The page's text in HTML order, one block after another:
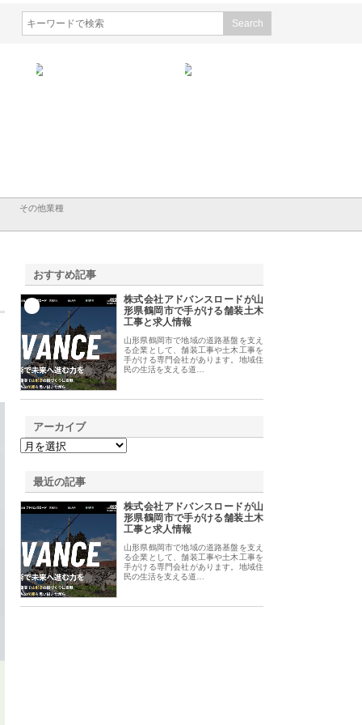
その他業種
おすすめ記事
株式会社アドバンスロードが山
形県鶴岡市で手がける舗装土木
工事と求人情報
山形県鶴岡市で地域の道路基盤を支え
る企業として、舗装工事や土木工事を
手がける専門会社があります。地域住
民の生活を支える道…
アーカイブ
最近の記事
株式会社アドバンスロードが山
形県鶴岡市で手がける舗装土木
工事と求人情報
山形県鶴岡市で地域の道路基盤を支え
る企業として、舗装工事や土木工事を
手がける専門会社があります。地域住
民の生活を支える道…